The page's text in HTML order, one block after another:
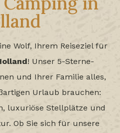
Wolf, Ihrem Reiseziel für
! Unser 5-Sterne-
und Ihrer Familie alles,
Urlaub brauchen:
luxuriöse Stellplätze und
Ob Sie sich für unsere